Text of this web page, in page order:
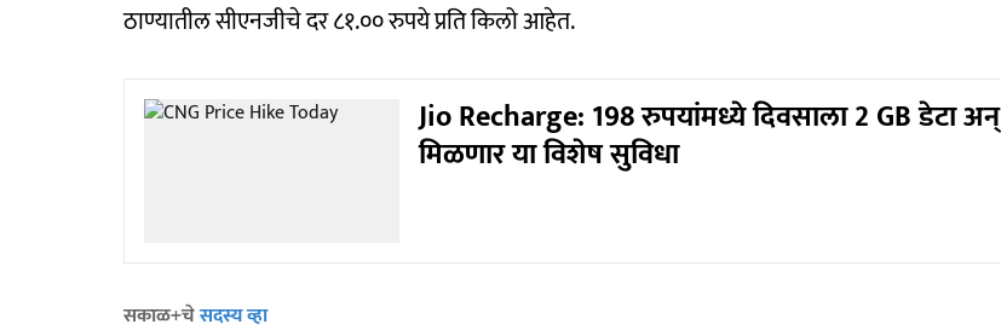
ठाण्यातील सीएनजीचे दर ८१.०० रुपये प्रति किलो आहेत.
Jio Recharge: 198 रुपयांमध्ये दिवसाला 2 GB डेटा अन्
मिळणार या विशेष सुविधा
सकाळ+चेसदस्य व्हा